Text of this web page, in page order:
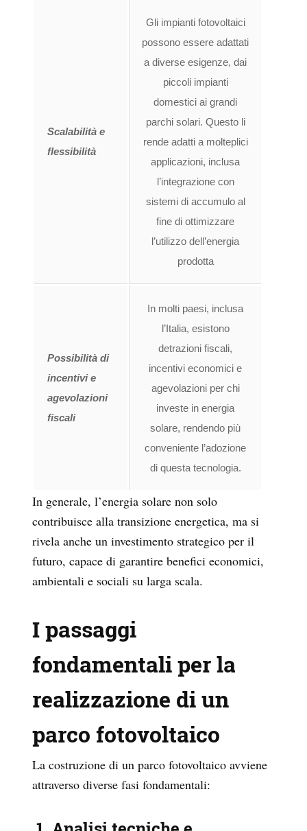
Scalabilità e
flessibilità
Gli impianti fotovoltaici
possono essere adattati
a diverse esigenze, dai
piccoli impianti
domestici ai grandi
parchi solari. Questo li
rende adatti a molteplici
applicazioni, inclusa
l’integrazione con
sistemi di accumulo al
fine di ottimizzare
l’utilizzo dell’energia
prodotta
Possibilità di
incentivi e
agevolazioni
fiscali
In molti paesi, inclusa
l’Italia, esistono
detrazioni fiscali,
incentivi economici e
agevolazioni per chi
investe in energia
solare, rendendo più
conveniente l’adozione
di questa tecnologia.
In generale, l’energia solare non solo
contribuisce alla transizione energetica, ma si
rivela anche un investimento strategico per il
futuro, capace di garantire benefici economici,
ambientali e sociali su larga scala.
I passaggi
fondamentali per la
realizzazione di un
parco fotovoltaico
La costruzione di un parco fotovoltaico avviene
attraverso diverse fasi fondamentali: